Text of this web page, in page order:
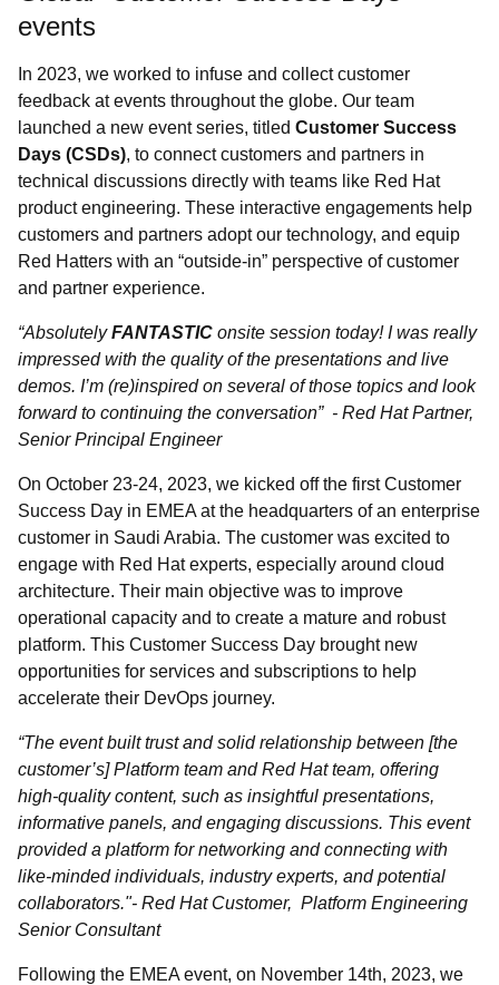
events
In 2023, we worked to infuse and collect customer
feedback at events throughout the globe. Our team
launched a new event series, titled Customer Success
Days (CSDs), to connect customers and partners in
technical discussions directly with teams like Red Hat
product engineering. These interactive engagements help
customers and partners adopt our technology, and equip
Red Hatters with an “outside-in” perspective of customer
and partner experience.
“AbsolutelyFANTASTIC onsite session today! I was really
impressed with the quality of the presentations and live
demos. I’m (re)inspired on several of those topics and look
forward to continuing the conversation” - Red Hat Partner,
Senior Principal Engineer
On October 23-24, 2023, we kicked off the first Customer
Success Day in EMEA at the headquarters of an enterprise
customer in Saudi Arabia. The customer was excited to
engage with Red Hat experts, especially around cloud
architecture. Their main objective was to improve
operational capacity and to create a mature and robust
platform. This Customer Success Day brought new
opportunities for services and subscriptions to help
accelerate their DevOps journey.
“The event built trust and solid relationship between [the
customer’s] Platform team and Red Hat team, offering
high-quality content, such as insightful presentations,
informative panels, and engaging discussions. This event
provided a platform for networking and connecting with
like-minded individuals, industry experts, and potential
collaborators."- Red Hat Customer, Platform Engineering
Senior Consultant
Following the EMEA event, on November 14th, 2023, we